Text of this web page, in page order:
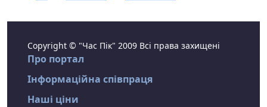
Copyright © "Час Пік" 2009 Всі права захищені
Про портал
Інформаційна співпраця
Наші ціни